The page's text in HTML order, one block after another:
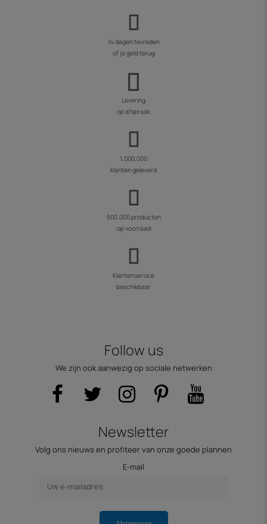
14 dagen tevreden
of je geld terug
Levering
op afspraak
1.000.000
klanten geleverd
500.000 producten
op voorraad
Klantenservice
beschikbaar
Follow us
We zijn ook aanwezig op sociale netwerken
Newsletter
Volg ons nieuws en profiteer van onze goede plannen
E-mail